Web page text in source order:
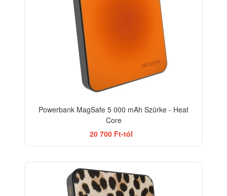
Powerbank MagSafe 5 000 mAh Szürke - Heat
Core
20 700 Ft-tól